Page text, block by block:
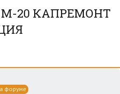
20 КАПРЕМОНТ
форуме